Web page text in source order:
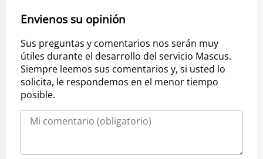
Envienos su opinión
Sus preguntas y comentarios nos serán muy
útiles durante el desarrollo del servicio Mascus.
Siempre leemos sus comentarios y, si usted lo
solicita, le respondemos en el menor tiempo
posible.